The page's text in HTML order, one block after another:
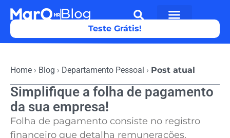
Teste Grátis!
Home › Blog › Departamento Pessoal › Post atual
Simplifique a folha de pagamento
da sua empresa!
Folha de pagamento consiste no registro
financeiro que detalha remunerações,